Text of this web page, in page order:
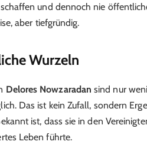
und dennoch nie
aber tiefgründig.
Wurzeln
Delores Nowzaradan sind nur
Das ist kein Zufall, sondern
ist, dass sie in den
Leben führte.